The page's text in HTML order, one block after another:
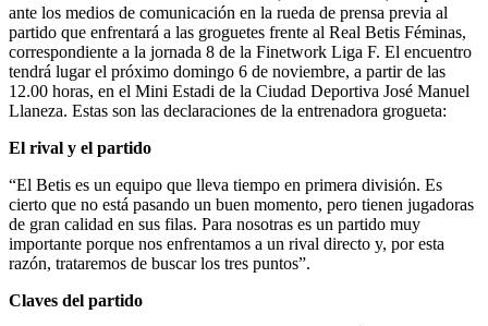
ante los medios de comunicación en la rueda de prensa previa al
partido que enfrentará a las groguetes frente al Real Betis Féminas,
correspondiente a la jornada 8 de la Finetwork Liga F. El encuentro
tendrá lugar el próximo domingo 6 de noviembre, a partir de las
12.00 horas, en el Mini Estadi de la Ciudad Deportiva José Manuel
Llaneza. Estas son las declaraciones de la entrenadora grogueta:
El rival y el partido
“El Betis es un equipo que lleva tiempo en primera división. Es
cierto que no está pasando un buen momento, pero tienen jugadoras
de gran calidad en sus filas. Para nosotras es un partido muy
importante porque nos enfrentamos a un rival directo y, por esta
razón, trataremos de buscar los tres puntos”.
Claves del partido